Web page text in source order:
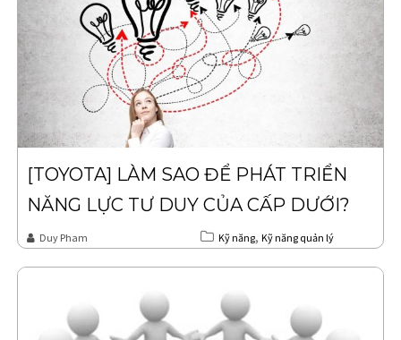
[TOYOTA] LÀM SAO ĐỂ PHÁT TRIỂN
NĂNG LỰC TƯ DUY CỦA CẤP DƯỚI?
Duy Pham Kỹ năng, Kỹ năng quản lý